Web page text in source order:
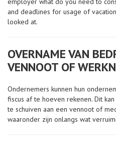
and deadlines for usage of
looked at.
OVERNAME VAN
VENNOOT OF
Ondernemers kunnen hun
fiscus af te hoeven rekenen. Dit
te schuiven aan een vennoot of
waaronder zijn onlangs wat